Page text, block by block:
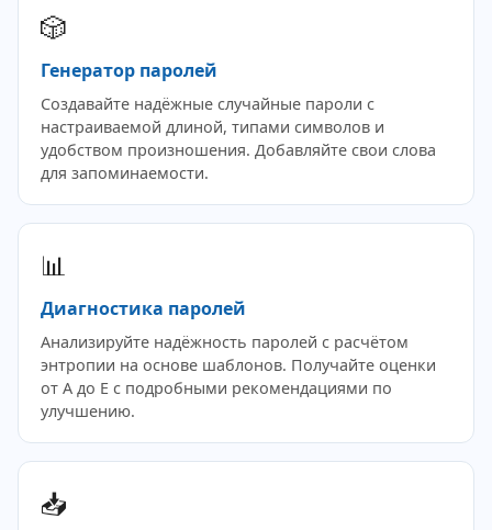
🎲
Генератор паролей
Создавайте надёжные случайные пароли с
настраиваемой длиной, типами символов и
удобством произношения. Добавляйте свои слова
для запоминаемости.
📊
Диагностика паролей
Анализируйте надёжность паролей с расчётом
энтропии на основе шаблонов. Получайте оценки
от A до E с подробными рекомендациями по
улучшению.
📥